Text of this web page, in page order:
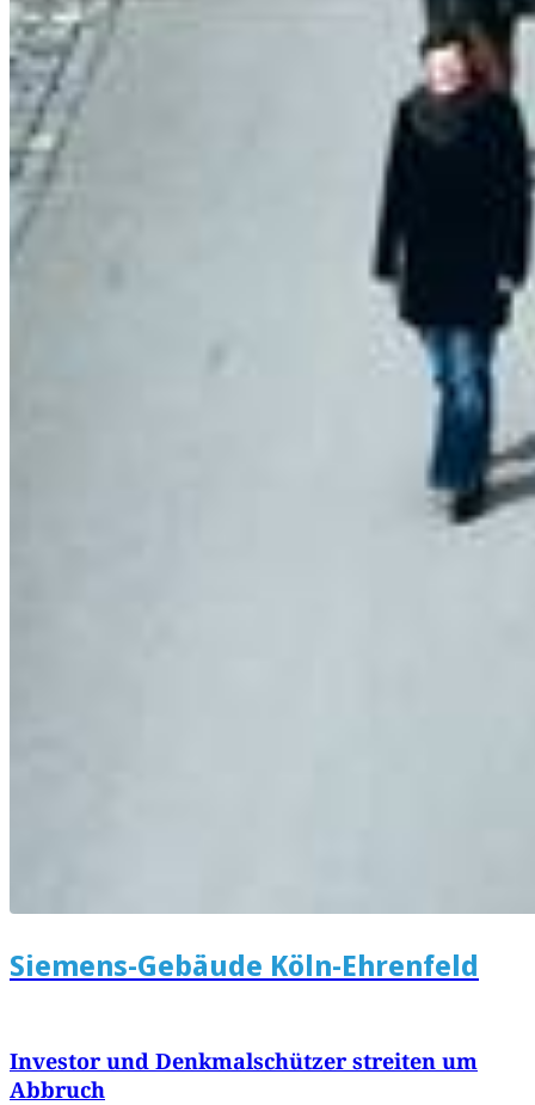
Siemens-Gebäude Köln-Ehrenfeld
Investor und Denkmalschützer streiten um
Abbruch